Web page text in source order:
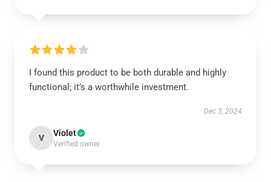
I found this product to be both durable and highly
functional; it’s a worthwhile investment.
Dec 3, 2024
V Violet
Verified owner